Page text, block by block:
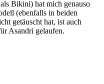
Bikini) hat mich genauso
(ebenfalls in beiden
getäuscht hat, ist auch
Asandri gelaufen.